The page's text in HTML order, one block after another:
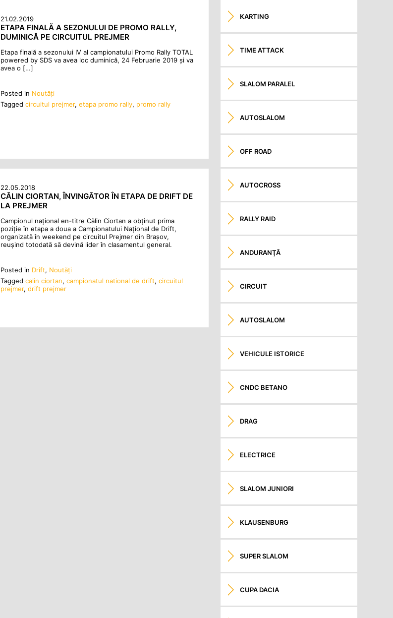
21.02.2019
ETAPA FINALĂ A SEZONULUI DE PROMO RALLY,
DUMINICĂ PE CIRCUITUL PREJMER
Etapa finală a sezonului IV al campionatului Promo Rally TOTAL
powered by SDS va avea loc duminică, 24 Februarie 2019 și va
avea o […]
Posted in Noutăţi
Tagged circuitul prejmer, etapa promo rally, promo rally
22.05.2018
CĂLIN CIORTAN, ÎNVINGĂTOR ÎN ETAPA DE DRIFT DE
LA PREJMER
Campionul național en-titre Călin Ciortan a obținut prima
poziție în etapa a doua a Campionatului Național de Drift,
organizată în weekend pe circuitul Prejmer din Brașov,
reușind totodată să devină lider în clasamentul general.
Posted in Drift, Noutăţi
Tagged calin ciortan, campionatul national de drift, circuitul
prejmer, drift prejmer
KARTING
TIME ATTACK
SLALOM PARALEL
AUTOSLALOM
OFF ROAD
AUTOCROSS
RALLY RAID
ANDURANŢĂ
CIRCUIT
AUTOSLALOM
VEHICULE ISTORICE
CNDC BETANO
DRAG
ELECTRICE
SLALOM JUNIORI
KLAUSENBURG
SUPER SLALOM
CUPA DACIA